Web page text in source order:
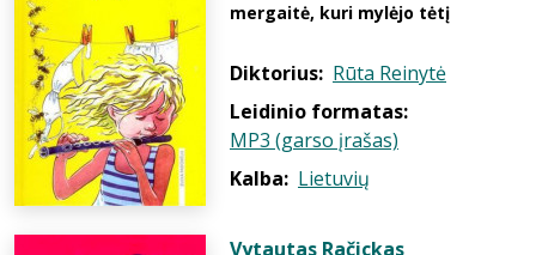
mergaitė, kuri mylėjo tėtį
Diktorius: Rūta Reinytė
Leidinio formatas:
MP3 (garso įrašas)
Kalba: Lietuvių
Vytautas Račickas